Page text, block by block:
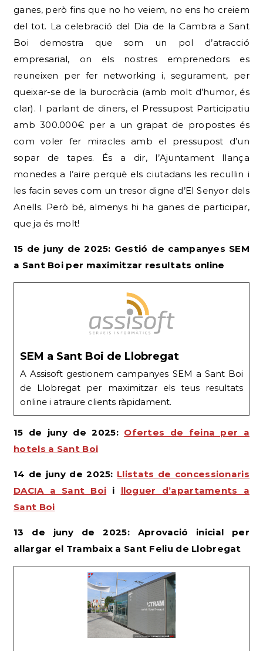
ganes, però fins que no ho veiem, no ens ho creiem
del tot. La celebració del Dia de la Cambra a Sant
Boi demostra que som un pol d’atracció
empresarial, on els nostres emprenedors es
reuneixen per fer networking i, segurament, per
queixar-se de la burocràcia (amb molt d’humor, és
clar). I parlant de diners, el Pressupost Participatiu
amb 300.000€ per a un grapat de propostes és
com voler fer miracles amb el pressupost d’un
sopar de tapes. És a dir, l’Ajuntament llança
monedes a l’aire perquè els ciutadans les recullin i
les facin seves com un tresor digne d’El Senyor dels
Anells. Però bé, almenys hi ha ganes de participar,
que ja és molt!
15 de juny de 2025: Gestió de campanyes SEM
a Sant Boi per maximitzar resultats online
SEM a Sant Boi de Llobregat
A Assisoft gestionem campanyes SEM a Sant Boi
de Llobregat per maximitzar els teus resultats
online i atraure clients ràpidament.
15 de juny de 2025: Ofertes de feina per a
hotels a Sant Boi
14 de juny de 2025: Llistats de concessionaris
DACIA a Sant Boi i lloguer d’apartaments a
Sant Boi
13 de juny de 2025: Aprovació inicial per
allargar el Trambaix a Sant Feliu de Llobregat